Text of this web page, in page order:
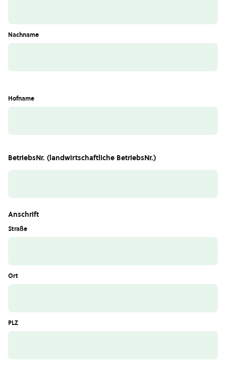
Nachname
Hofname
BetriebsNr. (landwirtschaftliche BetriebsNr.)
Anschrift
Straße
Ort
PLZ